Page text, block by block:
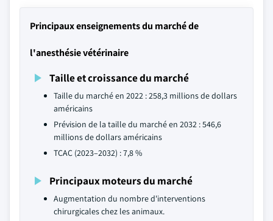
Principaux enseignements du marché de
l'anesthésie vétérinaire
Taille et croissance du marché
Taille du marché en 2022 : 258,3 millions de dollars
américains
Prévision de la taille du marché en 2032 : 546,6
millions de dollars américains
TCAC (2023–2032) : 7,8 %
Principaux moteurs du marché
Augmentation du nombre d'interventions
chirurgicales chez les animaux.